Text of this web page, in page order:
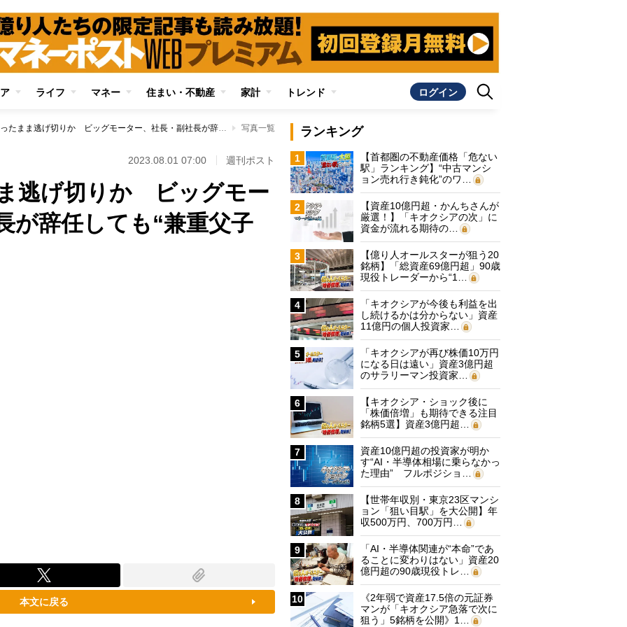
ライフ マネー 住まい・不動産 家計 トレンド ログイン
影響力を持ったまま逃げ切りか ビッグモーター、社長・副社長が辞任しても“兼重父子が支配”の現状 写真一覧
2023.08.01 07:00 週刊ポスト
逃げ切りか ビッグモー
が辞任しても“兼重父子
本文に戻る
ランキング
1
【首都圏の不動産価格「危ない
駅」ランキング】“中古マンシ
ョン売れ行き鈍化”のワ…
2
【資産10億円超・かんちさんが
厳選！】「キオクシアの次」に
資金が流れる期待の…
3
【億り人オールスターが狙う20
銘柄】「総資産69億円超」90歳
現役トレーダーから“1…
4
「キオクシアが今後も利益を出
し続けるかは分からない」資産
11億円の個人投資家…
5
「キオクシアが再び株価10万円
になる日は遠い」資産3億円超
のサラリーマン投資家…
6
【キオクシア・ショック後に
「株価倍増」も期待できる注目
銘柄5選】資産3億円超…
7
資産10億円超の投資家が明か
す“AI・半導体相場に乗らなかっ
た理由” フルポジショ…
8
【世帯年収別・東京23区マンシ
ョン「狙い目駅」を大公開】年
収500万円、700万円…
9
「AI・半導体関連が“本命”であ
ることに変わりはない」資産20
億円超の90歳現役トレ…
10
《2年弱で資産17.5倍の元証券
マンが「キオクシア急落で次に
狙う」5銘柄を公開》1…